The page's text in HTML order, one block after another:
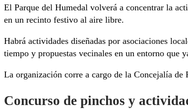
El Parque del Humedal volverá a concentrar la
en un recinto festivo al aire libre.
Habrá actividades diseñadas por asociaciones
tiempo y propuestas vecinales en un entorno que
La organización corre a cargo de la Concejalía de
Concurso de pinchos y